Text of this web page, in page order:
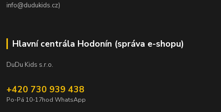
info@dudukids.cz)
Hlavní centrála Hodonín (správa e-shopu)
DuDu Kids s.r.o.
+420 730 939 438
Po-Pá 10-17hod WhatsApp